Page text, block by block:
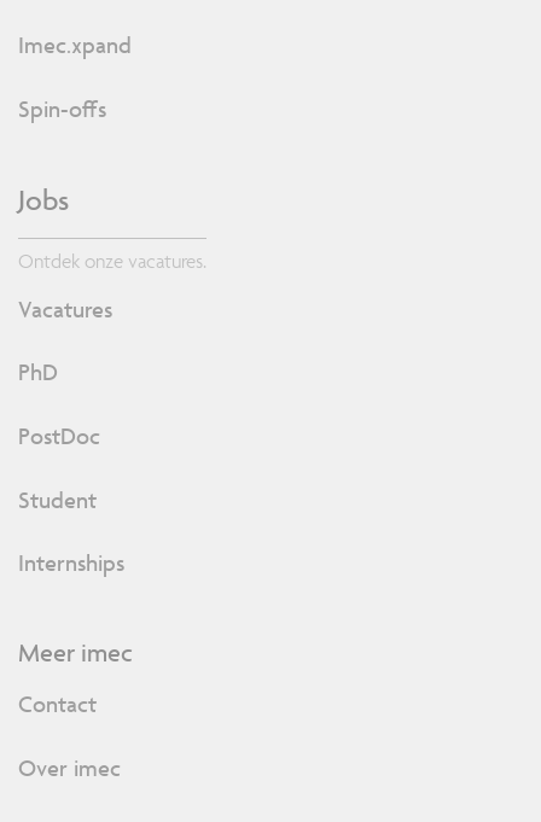
Imec.xpand
Spin-offs
Jobs
Ontdek onze vacatures.
Vacatures
PhD
PostDoc
Student
Internships
Meer imec
Contact
Over imec